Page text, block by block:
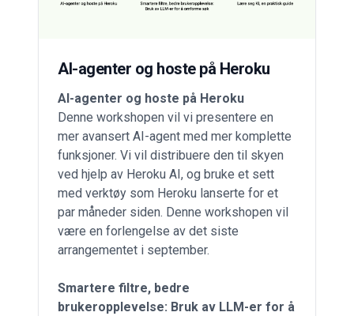
AI-agenter og hoste på Heroku
AI-agenter og hoste på Heroku
Denne workshopen vil vi presentere en
mer avansert AI-agent med mer komplette
funksjoner. Vi vil distribuere den til skyen
ved hjelp av Heroku AI, og bruke et sett
med verktøy som Heroku lanserte for et
par måneder siden. Denne workshopen vil
være en forlengelse av det siste
arrangementet i september.
Smartere filtre, bedre
brukeropplevelse: Bruk av LLM-er for å